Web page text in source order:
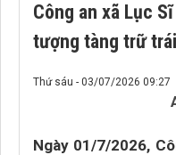
Công an xã Lục
tượng tàng trữ
Thứ sáu - 03/07/2026 09:27
Ngày 01/7/2026,